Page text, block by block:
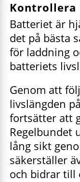
Batteriet är
det på bästa
för laddning
batteriets
Genom att
livslängden
fortsätter att
Regelbundet
lång sikt
säkerställer
och bidrar till